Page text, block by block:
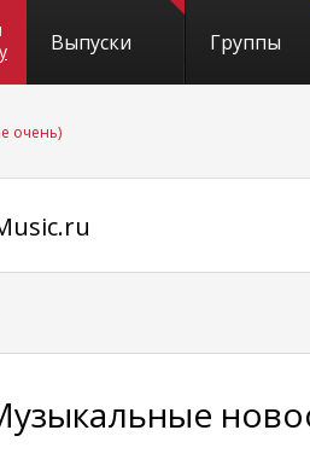
Выпуски Группы
очень)